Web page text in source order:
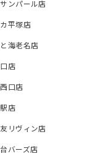
ンパール店
平塚店
海老名店
店
口店
店
リヴィン店
バーズ店